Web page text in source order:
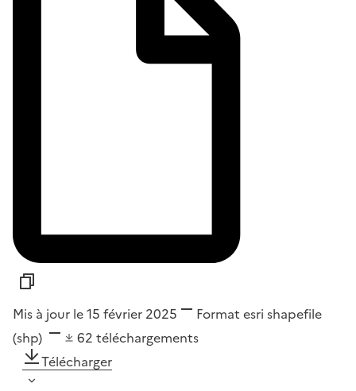
Mis à jour le 15 février 2025 Format esri shapefile
(shp)
62 téléchargements
Télécharger